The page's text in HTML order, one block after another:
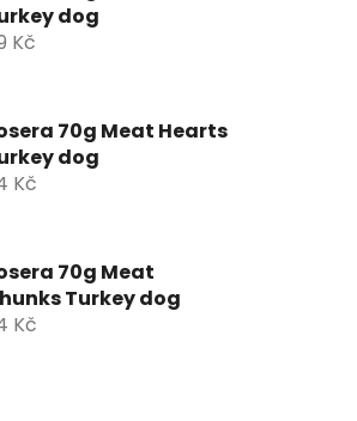
dog
Kč
70g Meat Hearts
dog
Kč
70g Meat
Turkey dog
Kč